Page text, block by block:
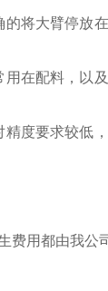
将大臂停放
在配料，以
度要求较低
用都由我公